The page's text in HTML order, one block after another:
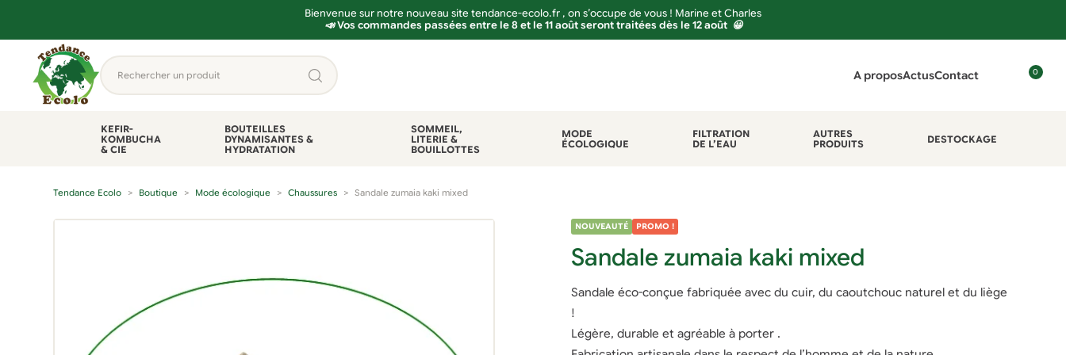
Bienvenue sur notre nouveau site tendance-ecolo.fr , on s’occupe de vous ! Marine et Charles
📣 Vos commandes passées entre le 8 et le 11 août seront traitées dès le 12 août 😀
contenu
Rechercher
un
A proposActusContact
n
0
KEFIR-
KOMBUCHA
& CIE
BOUTEILLES
DYNAMISANTES &
HYDRATATION
SOMMEIL,
LITERIE &
BOUILLOTTES
MODE
ÉCOLOGIQUE
FILTRATION
DE L’EAU
AUTRES
PRODUITS
DESTOCKAGE
Tendance Ecolo Boutique Mode écologique Chaussures Sandale zumaia kaki mixed
NOUVEAUTÉ PROMO !
Sandale zumaia kaki mixed
Sandale éco-conçue fabriquée avec du cuir, du caoutchouc naturel et du liège
!
Légère, durable et agréable à porter .